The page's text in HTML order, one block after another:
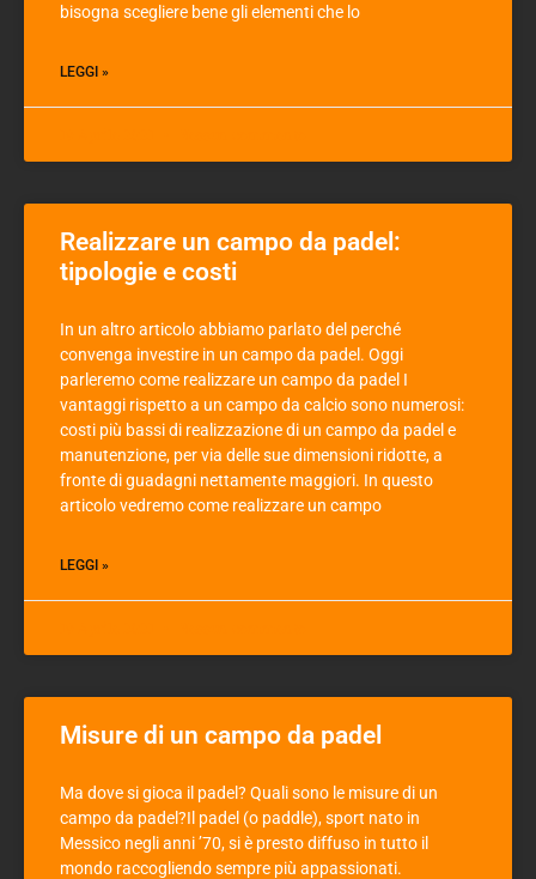
bisogna scegliere bene gli elementi che lo
LEGGI »
Realizzare un campo da padel:
tipologie e costi
In un altro articolo abbiamo parlato del perché
convenga investire in un campo da padel. Oggi
parleremo come realizzare un campo da padel I
vantaggi rispetto a un campo da calcio sono numerosi:
costi più bassi di realizzazione di un campo da padel e
manutenzione, per via delle sue dimensioni ridotte, a
fronte di guadagni nettamente maggiori. In questo
articolo vedremo come realizzare un campo
LEGGI »
Misure di un campo da padel
Ma dove si gioca il padel? Quali sono le misure di un
campo da padel?Il padel (o paddle), sport nato in
Messico negli anni ’70, si è presto diffuso in tutto il
mondo raccogliendo sempre più appassionati.